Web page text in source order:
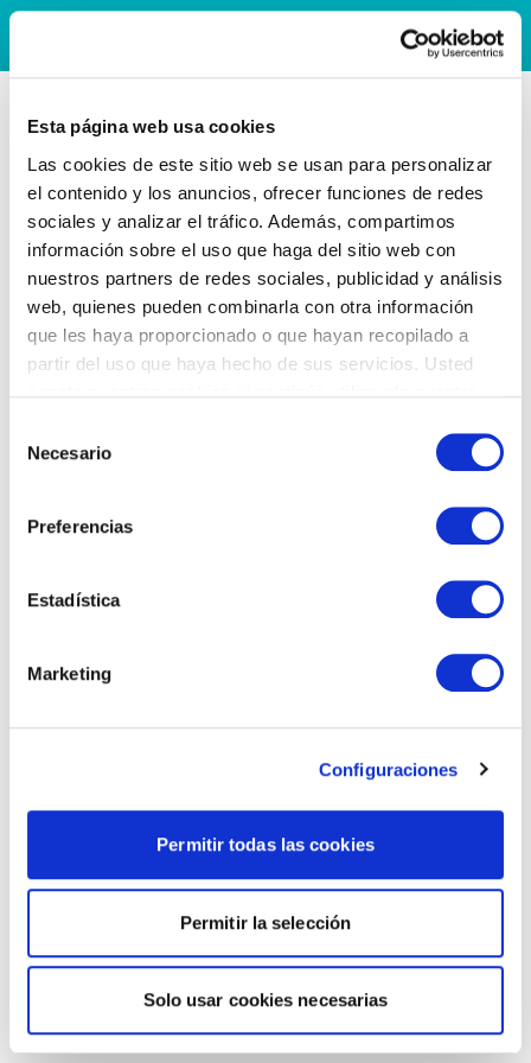
Esta página web usa cookies
Las cookies de este sitio web se usan para personalizar
el contenido y los anuncios, ofrecer funciones de redes
sociales y analizar el tráfico. Además, compartimos
información sobre el uso que haga del sitio web con
nuestros partners de redes sociales, publicidad y análisis
web, quienes pueden combinarla con otra información
que les haya proporcionado o que hayan recopilado a
partir del uso que haya hecho de sus servicios. Usted
Necesario
Preferencias
Estadística
Marketing
Configuraciones
Permitir todas las cookies
Permitir la selección
Solo usar cookies necesarias